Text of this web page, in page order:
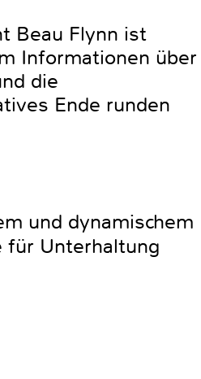
Beau Flynn ist
Informationen über
die
Ende runden
und dynamischem
für Unterhaltung